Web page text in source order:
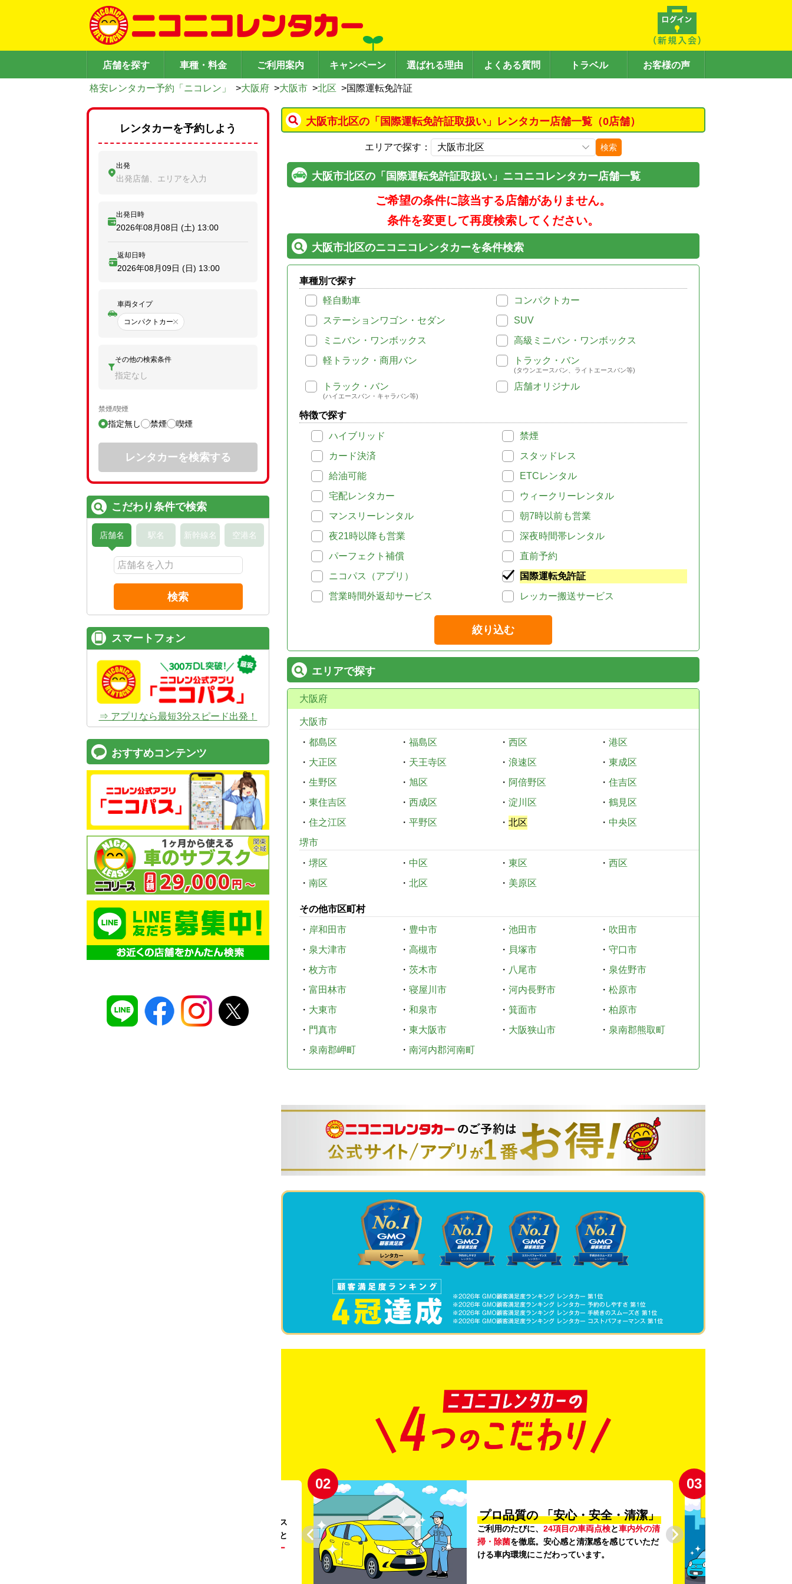
店舗を探す 車種・料金 ご利用案内 キャンペーン 選ばれる理由 よくある質問 トラベル お客様の声
格安レンタカー予約「ニコレン」 >大阪府 >大阪市 >北区 >国際運転免許証
大阪市北区の「国際運転免許証取扱い」レンタカー店舗一覧（0店舗）
エリアで探す： 検索
大阪市北区の「国際運転免許証取扱い」ニコニコレンタカー店舗一覧
ご希望の条件に該当する店舗がありません。
条件を変更して再度検索してください。
大阪市北区のニコニコレンタカーを条件検索
車種別で探す
軽自動車
コンパクトカー
ステーションワゴン・セダン
SUV
ミニバン・ワンボックス
高級ミニバン・ワンボックス
軽トラック・商用バン
トラック・バン
(タウンエースバン、ライトエースバン等)
トラック・バン
(ハイエースバン・キャラバン等)
店舗オリジナル
特徴で探す
ハイブリッド
禁煙
カード決済
スタッドレス
給油可能
ETCレンタル
宅配レンタカー
ウィークリーレンタル
マンスリーレンタル
朝7時以前も営業
夜21時以降も営業
深夜時間帯レンタル
パーフェクト補償
直前予約
ニコパス（アプリ）
国際運転免許証
営業時間外返却サービス
レッカー搬送サービス
絞り込む
エリアで探す
大阪府
大阪市
・ 都島区 ・ 福島区 ・ 西区 ・ 港区
・ 大正区 ・ 天王寺区 ・ 浪速区 ・ 東成区
・ 生野区 ・ 旭区 ・ 阿倍野区 ・ 住吉区
・ 東住吉区 ・ 西成区 ・ 淀川区 ・ 鶴見区
・ 住之江区 ・ 平野区 ・ 北区 ・ 中央区
堺市
・ 堺区 ・ 中区 ・ 東区 ・ 西区
・ 南区 ・ 北区 ・ 美原区
その他市区町村
・ 岸和田市 ・ 豊中市 ・ 池田市 ・ 吹田市
・ 泉大津市 ・ 高槻市 ・ 貝塚市 ・ 守口市
・ 枚方市 ・ 茨木市 ・ 八尾市 ・ 泉佐野市
・ 富田林市 ・ 寝屋川市 ・ 河内長野市 ・ 松原市
・ 大東市 ・ 和泉市 ・ 箕面市 ・ 柏原市
・ 門真市 ・ 東大阪市 ・ 大阪狭山市 ・ 泉南郡熊取町
・ 泉南郡岬町 ・ 南河内郡河南町
。ガソリンス
タンドや整備工場の既存インフラを活用すること
リー
02
プロ品質の 「安心・安全・清潔」
ご利用のたびに、 24項目の車両点検と車内外の清
掃・除菌を徹底。安心感と清潔感を感じていただ
ける車内環境にこだわっています。
03
レンタカーを予約しよう
出発
出発店舗、エリアを入力
出発日時
2026年08月08日 (土) 13:00
返却日時
2026年08月09日 (日) 13:00
車両タイプ
コンパクトカー
その他の検索条件
指定なし
禁煙/喫煙
指定無し 禁煙 喫煙
レンタカーを検索する
こだわり条件で検索
店舗名 駅名 新幹線名 空港名
検索
スマートフォン
⇒ アプリなら最短3分スピード出発！
おすすめコンテンツ